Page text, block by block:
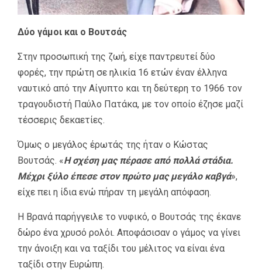
Δύο γάμοι και ο Βουτσάς
Στην προσωπική της ζωή, είχε παντρευτεί δύο
φορές, την πρώτη σε ηλικία 16 ετών έναν έλληνα
ναυτικό από την Αίγυπτο και τη δεύτερη το 1966 τον
τραγουδιστή Παύλο Πατάκα, με τον οποίο έζησε μαζί
τέσσερις δεκαετίες.
Όμως ο μεγάλος έρωτάς της ήταν ο Κώστας
Βουτσάς. «Η σχέση μας πέρασε από πολλά στάδια.
Μέχρι ξύλο έπεσε στον πρώτο μας μεγάλο καβγά»,
είχε πει η ίδια ενώ πήραν τη μεγάλη απόφαση.
Η Βρανά παρήγγειλε το νυφικό, ο Βουτσάς της έκανε
δώρο ένα χρυσό ρολόι. Αποφάσισαν ο γάμος να γίνει
την άνοιξη και να ταξίδι του μέλιτος να είναι ένα
ταξίδι στην Ευρώπη.